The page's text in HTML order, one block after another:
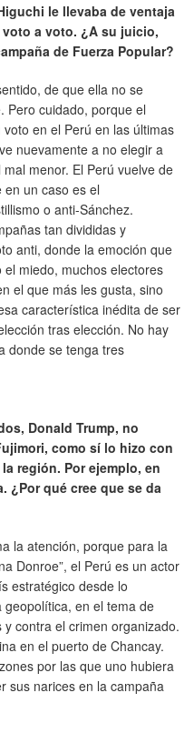
le llevaba de ventaja
voto a voto. ¿A su juicio,
de Fuerza Popular?
de que ella no se
Pero cuidado, porque el
en el Perú en las últimas
nuevamente a no elegir a
menor. El Perú vuelve de
un caso es el
o anti-Sánchez.
tan divididas y
anti, donde la emoción que
miedo, muchos electores
el que más les gusta, sino
característica inédita de ser
tras elección. No hay
donde se tenga tres
Donald Trump, no
como sí lo hizo con
región. Por ejemplo, en
¿Por qué cree que se da
la atención, porque para la
Donroe”, el Perú es un actor
estratégico desde lo
en el tema de
contra el crimen organizado.
en el puerto de Chancay.
por las que uno hubiera
sus narices en la campaña